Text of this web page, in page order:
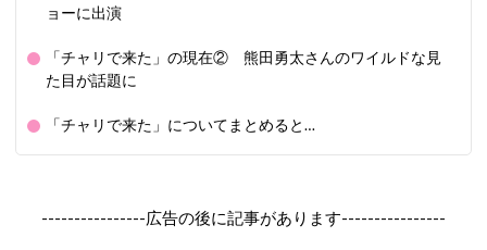
ョーに出演
「チャリで来た」の現在② 熊田勇太さんのワイルドな見
た目が話題に
「チャリで来た」についてまとめると…
----------------広告の後に記事があります----------------